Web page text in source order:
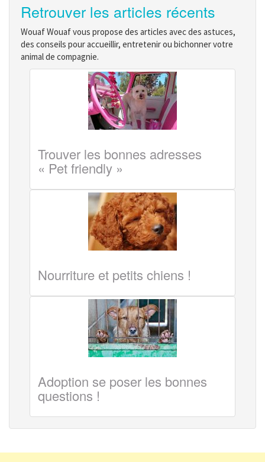
Retrouver les articles récents
Wouaf Wouaf vous propose des articles avec des astuces,
des conseils pour accueillir, entretenir ou bichonner votre
animal de compagnie.
Trouver les bonnes adresses
« Pet friendly »
Nourriture et petits chiens !
Adoption se poser les bonnes
questions !